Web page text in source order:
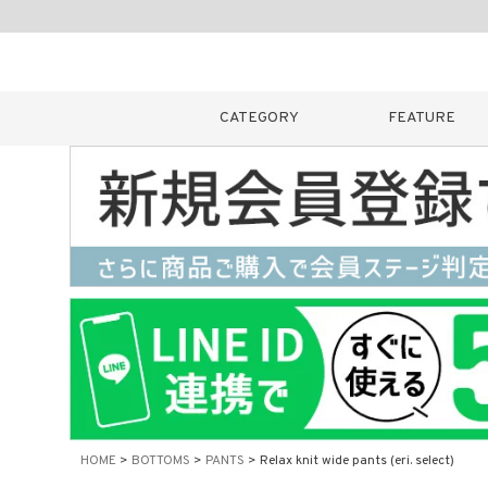
CATEGORY FEATURE
キーワード
販売タイプ
新着
カラー
HOME BOTTOMS PANTS Relax knit wide pants (eri. select)